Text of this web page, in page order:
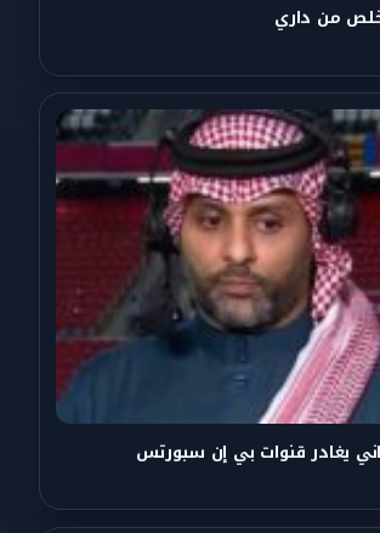
من داري
يغادر قنوات بي إن سبورتس